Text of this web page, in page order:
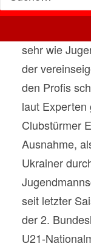
sehr wie
der
den Profis
laut Experten
Clubstürmer
Ausnahme,
Ukrainer
seit letzter
der 2.
U21-